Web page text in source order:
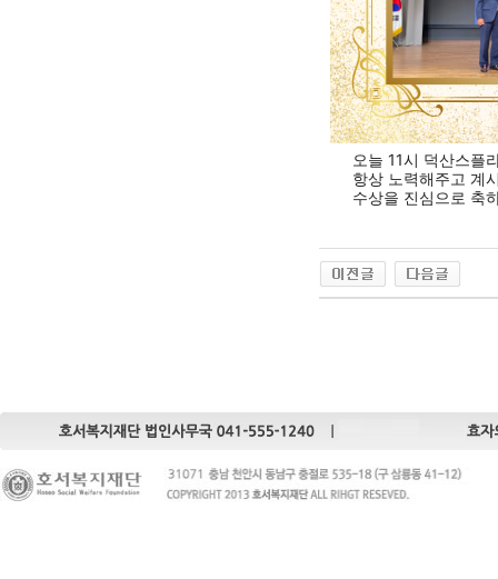
오늘 11시 덕산스플
항상 노력해주고 계
수상을 진심으로 축